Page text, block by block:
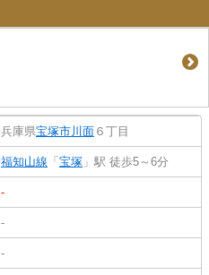
兵庫県宝塚市川面 ６丁目
福知山線 「 宝塚 」駅 徒歩5～6分
-
-
-